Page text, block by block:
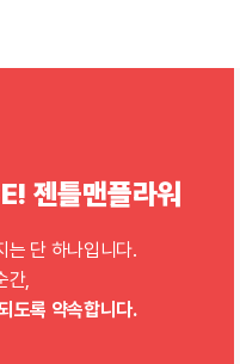
젠틀맨플라워
는 단 하나입니다.
간,
도록 약속합니다.